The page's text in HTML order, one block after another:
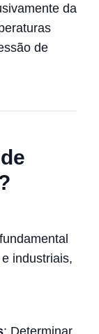
da
de
industriais,
: Determinar